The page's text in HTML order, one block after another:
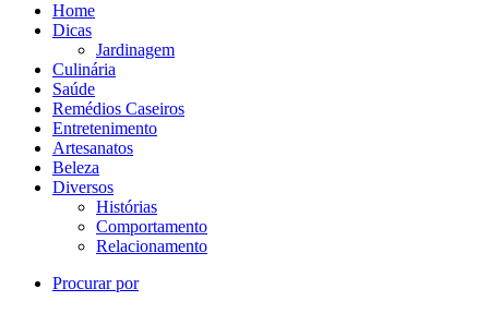
Home
Dicas
Jardinagem
Culinária
Saúde
Remédios Caseiros
Entretenimento
Artesanatos
Beleza
Diversos
Histórias
Comportamento
Relacionamento
Procurar por